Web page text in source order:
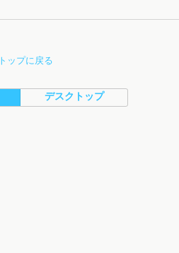
トップに戻る
デスクトップ